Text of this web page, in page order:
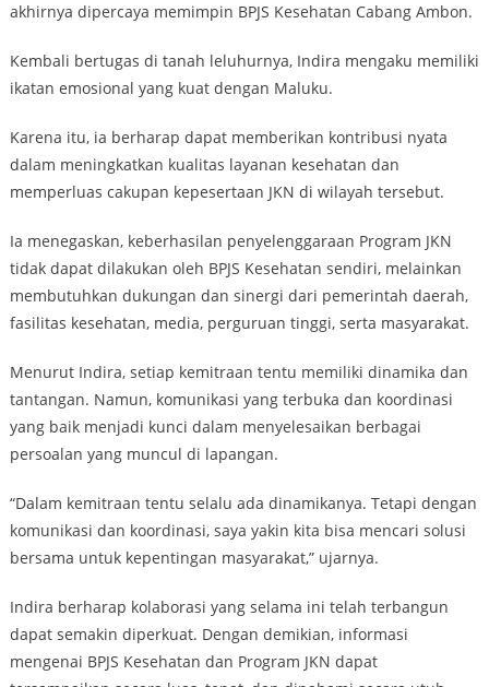
akhirnya dipercaya memimpin BPJS Kesehatan Cabang Ambon.
Kembali bertugas di tanah leluhurnya, Indira mengaku memiliki
ikatan emosional yang kuat dengan Maluku.
Karena itu, ia berharap dapat memberikan kontribusi nyata
dalam meningkatkan kualitas layanan kesehatan dan
memperluas cakupan kepesertaan JKN di wilayah tersebut.
Ia menegaskan, keberhasilan penyelenggaraan Program JKN
tidak dapat dilakukan oleh BPJS Kesehatan sendiri, melainkan
membutuhkan dukungan dan sinergi dari pemerintah daerah,
fasilitas kesehatan, media, perguruan tinggi, serta masyarakat.
Menurut Indira, setiap kemitraan tentu memiliki dinamika dan
tantangan. Namun, komunikasi yang terbuka dan koordinasi
yang baik menjadi kunci dalam menyelesaikan berbagai
persoalan yang muncul di lapangan.
“Dalam kemitraan tentu selalu ada dinamikanya. Tetapi dengan
komunikasi dan koordinasi, saya yakin kita bisa mencari solusi
bersama untuk kepentingan masyarakat,” ujarnya.
Indira berharap kolaborasi yang selama ini telah terbangun
dapat semakin diperkuat. Dengan demikian, informasi
mengenai BPJS Kesehatan dan Program JKN dapat